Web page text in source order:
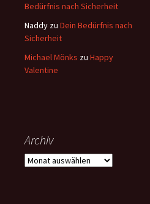
Bedürfnis nach Sicherheit
Naddy zu Dein Bedürfnis nach
Sicherheit
Michael Mönks zu Happy
Valentine
Archiv
Archiv